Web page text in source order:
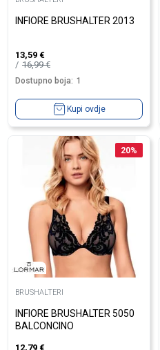
INFIORE BRUSHALTER 2013
13,59 €
16,99€
Dostupno boja: 1
Kupi ovdje
20%
BRUSHALTERI
INFIORE BRUSHALTER 5050
BALCONCINO
12,79 €